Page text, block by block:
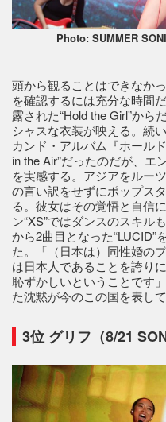
Photo: SUMMER
頭から観ることはできなか
を確認するには充分な時間
露された“Hold the Girl”から
シャスな衣装が映える。続
カンド・アルバム『ホール
in the Air”だったのだが、エ
を実感する。アジアをルー
の言い訳をせずにポップス
る。彼女はその覚悟と自信
ン“XS”ではダンスのスキル
から2曲目となった“LUCID”
た。「（日本は）同性婚の
は日本人であることを誇り
恥ずかしいということです
た沈黙が今のこの国を表し
3位 グリフ（8/21